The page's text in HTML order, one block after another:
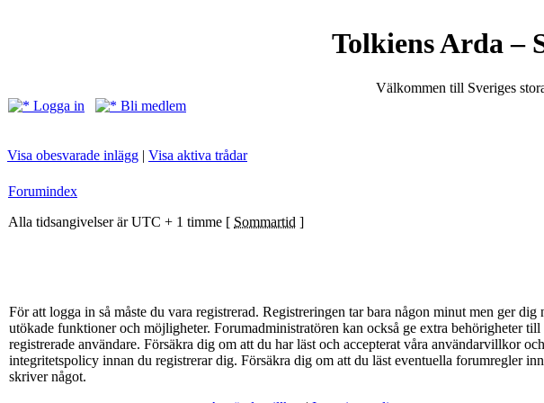
Tolkiens Arda –
Välkommen till Sveriges
Logga in
Bli medlem
Visa obesvarade inlägg | Visa aktiva trådar
Forumindex
Alla tidsangivelser är UTC + 1 timme [ Sommartid ]
För att logga in så måste du vara registrerad. Registreringen tar bara någon minut men ger dig
utökade funktioner och möjligheter. Forumadministratören kan också ge extra behörigheter till
registrerade användare. Försäkra dig om att du har läst och accepterat våra användarvillkor
integritetspolicy innan du registrerar dig. Försäkra dig om att du läst eventuella forumregler
skriver något.